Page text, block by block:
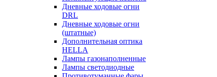
Дневные ходовые огни
DRL
Дневные ходовые огни
(штатные)
Дополнительная оптика
HELLA
Лампы газонаполненные
Лампы светодиодные